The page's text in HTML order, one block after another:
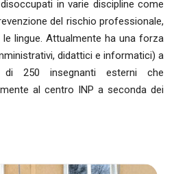
in varie discipline come
del rischio professionale,
lingue. Attualmente ha una forza
didattici e informatici) a
250 insegnanti esterni che
al centro INP a seconda dei